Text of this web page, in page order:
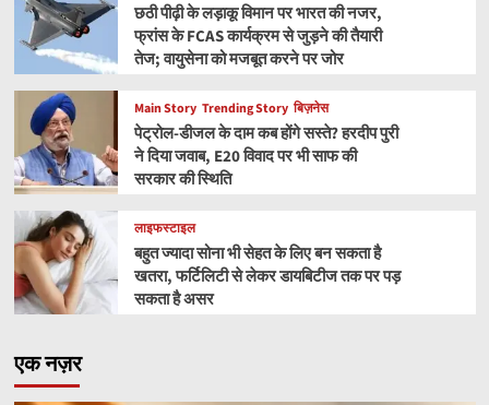
छठी पीढ़ी के लड़ाकू विमान पर भारत की नजर,
फ्रांस के FCAS कार्यक्रम से जुड़ने की तैयारी
तेज; वायुसेना को मजबूत करने पर जोर
Main Story Trending Story बिज़नेस
पेट्रोल-डीजल के दाम कब होंगे सस्ते? हरदीप पुरी
ने दिया जवाब, E20 विवाद पर भी साफ की
सरकार की स्थिति
लाइफस्टाइल
बहुत ज्यादा सोना भी सेहत के लिए बन सकता है
खतरा, फर्टिलिटी से लेकर डायबिटीज तक पर पड़
सकता है असर
एक नज़र